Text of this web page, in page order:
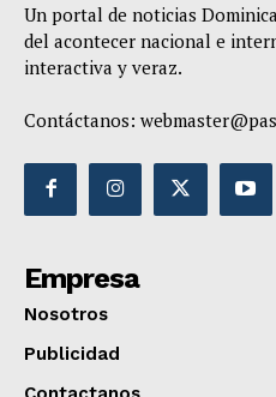
Un portal de noticias
del acontecer nacional e
interactiva y veraz.
Contáctanos:
Empresa
Nosotros
Publicidad